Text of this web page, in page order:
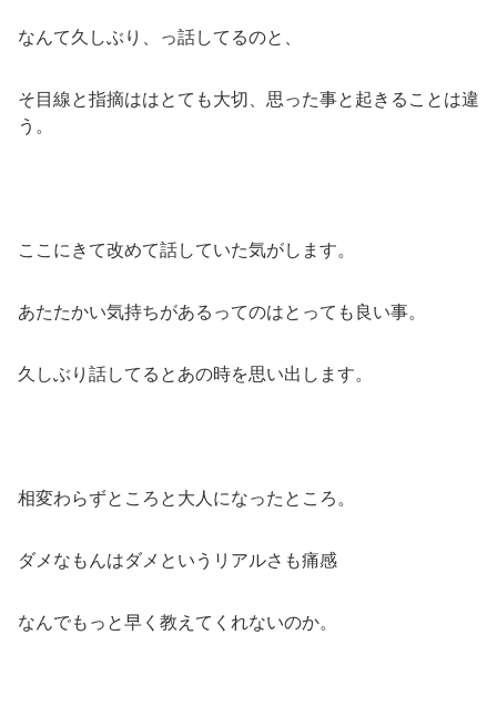
なんて久しぶり、っ話してるのと、
そ目線と指摘ははとても大切、思った事と起きることは違
う。
ここにきて改めて話していた気がします。
あたたかい気持ちがあるってのはとっても良い事。
久しぶり話してるとあの時を思い出します。
相変わらずところと大人になったところ。
ダメなもんはダメというリアルさも痛感
なんでもっと早く教えてくれないのか。